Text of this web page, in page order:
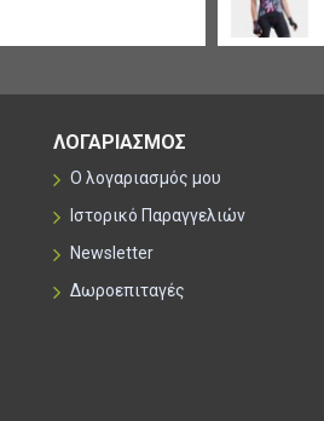
ΛΟΓΑΡΙΑΣΜΟΣ
Ο λογαριασμός μου
Ιστορικό Παραγγελιών
Newsletter
Δωροεπιταγές